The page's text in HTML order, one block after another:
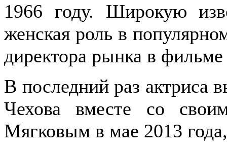
1966 году. Широкую
женская роль в
директора рынка в
В последний раз
Чехова вместе со
Мягковым в мае 2013